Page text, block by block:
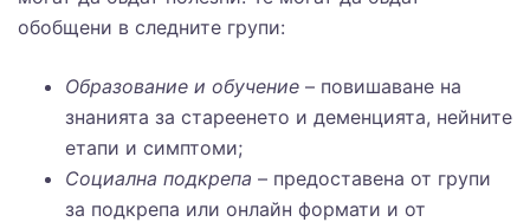
обобщени в следните групи:
Образование и обучение – повишаване на
знанията за стареенето и деменцията, нейните
етапи и симптоми;
Социална подкрепа – предоставена от групи
за подкрепа или онлайн формати и от